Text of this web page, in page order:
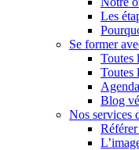
Les
Se former
Toutes
Toutes
Blog
Nos services